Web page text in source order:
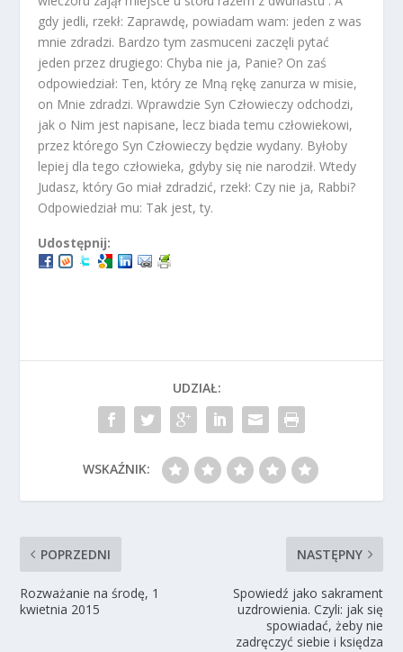
gdy jedli, rzekł: Zaprawdę, powiadam wam: jeden z was
mnie zdradzi. Bardzo tym zasmuceni zaczęli pytać
jeden przez drugiego: Chyba nie ja, Panie? On zaś
odpowiedział: Ten, który ze Mną rękę zanurza w misie,
on Mnie zdradzi. Wprawdzie Syn Człowieczy odchodzi,
jak o Nim jest napisane, lecz biada temu człowiekowi,
przez którego Syn Człowieczy będzie wydany. Byłoby
lepiej dla tego człowieka, gdyby się nie narodził. Wtedy
Judasz, który Go miał zdradzić, rzekł: Czy nie ja, Rabbi?
Odpowiedział mu: Tak jest, ty.
Udostępnij:
UDZIAŁ:
WSKAŹNIK:
POPRZEDNI
Rozważanie na środę, 1
kwietnia 2015
NASTĘPNY
Spowiedź jako sakrament
uzdrowienia. Czyli: jak się
spowiadać, żeby nie
zadręczyć siebie i księdza